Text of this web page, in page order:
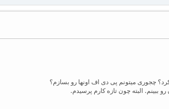
چجوری میتونم پی دی اف اونها رو بسازم؟
البته چون تازه کارم پرسیدم.